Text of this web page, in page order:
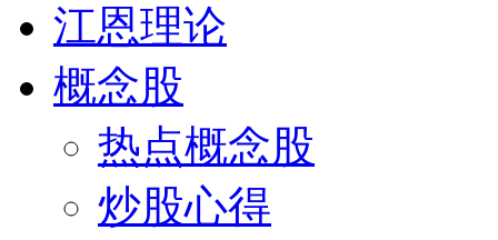
江恩理论
概念股
热点概念股
炒股心得